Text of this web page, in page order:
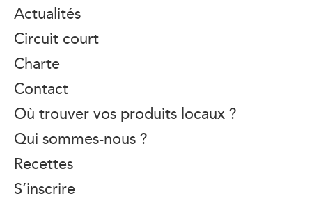
Actualités
Circuit court
Charte
Contact
Où trouver vos produits locaux ?
Qui sommes-nous ?
Recettes
S’inscrire